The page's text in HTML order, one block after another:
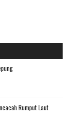
Rumput Laut